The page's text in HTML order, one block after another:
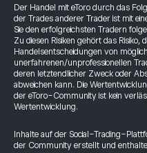
Der Handel mit eToro durch das
der Trades anderer Trader ist mit
Sie den erfolgreichsten Tradern
Zu diesen Risiken gehört das Risiko,
Handelsentscheidungen von
unerfahrenen/unprofessionellen
deren letztendlicher Zweck oder
abweichen kann. Die
der eToro-Community ist kein
Wertentwicklung.
Inhalte auf der Social-Trading-
der Community erstellt und